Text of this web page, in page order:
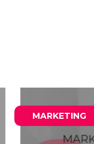
MARKETING